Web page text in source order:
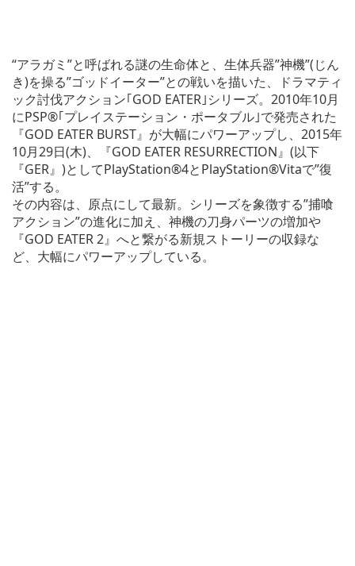
“アラガミ”と呼ばれる謎の生命体と、生体兵器”神機”(じん
き)を操る”ゴッドイーター”との戦いを描いた、ドラマティ
ック討伐アクション｢GOD EATER｣シリーズ。2010年10月
にPSP®｢プレイステーション・ポータブル｣で発売された
『GOD EATER BURST』が大幅にパワーアップし、2015年
10月29日(木)、『GOD EATER RESURRECTION』(以下
『GER』)としてPlayStation®4とPlayStation®Vitaで”復
活”する。
その内容は、原点にして最新。シリーズを象徴する”捕喰
アクション”の進化に加え、神機の刀身パーツの増加や
『GOD EATER 2』へと繋がる新規ストーリーの収録な
ど、大幅にパワーアップしている。